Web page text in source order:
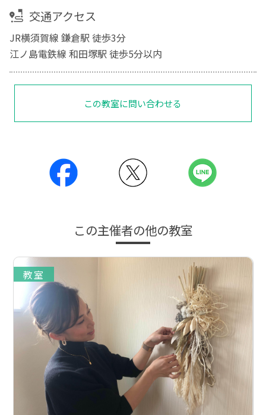
交通アクセス
JR横須賀線 鎌倉駅 徒歩3分
江ノ島電鉄線 和田塚駅 徒歩5分以内
この教室に問い合わせる
この主催者の他の教室
教室